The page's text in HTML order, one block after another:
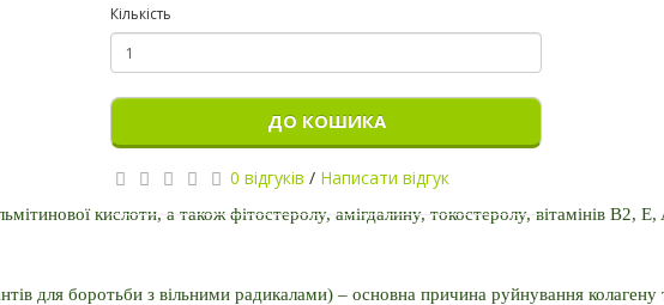
кислоти, а також фітостеролу, амігдалину, токостеролу, вітамінів B2,
для боротьби з вільними радикалами) – основна причина руйнування
Кількість
ДО КОШИКА
0 відгуків / Написати відгук